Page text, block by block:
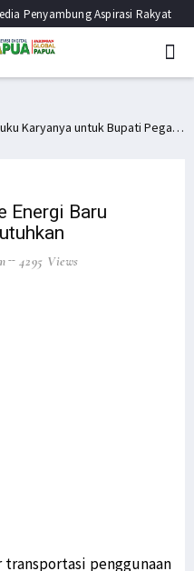
Penyambung Aspirasi Rakyat
Filep Wamafma Bantu Warga Kampung Anggi Gida dengan Bama
Energi Baru
4295 Views
transportasi penggunaan